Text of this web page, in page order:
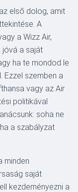
első dolog, amit
A
a Wizz Air,
jóvá a saját
ha te mondod le
Ezzel szemben a
vagy az Air
politikával
soha ne
a szabályzat
minden
saját
kezdeményezni a